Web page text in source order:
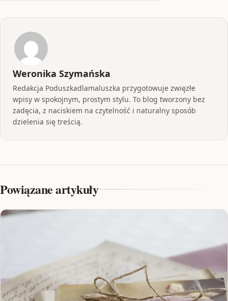
Weronika Szymańska
Redakcja Poduszkadlamaluszka przygotowuje zwięzłe
wpisy w spokojnym, prostym stylu. To blog tworzony bez
zadęcia, z naciskiem na czytelność i naturalny sposób
dzielenia się treścią.
Powiązane artykuły